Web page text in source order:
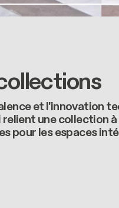
et l'innovation
une collection à
pour les espaces